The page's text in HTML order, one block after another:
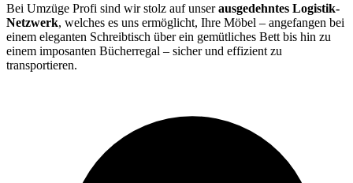
Bei Umzüge Profi sind wir stolz auf unserausgedehntes Logistik-
Netzwerk, welches es uns ermöglicht, Ihre Möbel – angefangen bei
einem eleganten Schreibtisch über ein gemütliches Bett bis hin zu
einem imposanten Bücherregal – sicher und effizient zu
transportieren.